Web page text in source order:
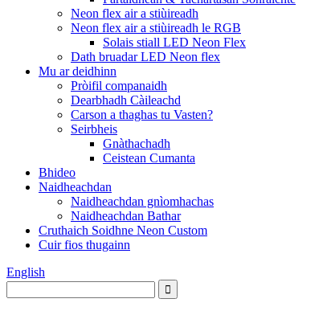
Neon flex air a stiùireadh
Neon flex air a stiùireadh le RGB
Solais stiall LED Neon Flex
Dath bruadar LED Neon flex
Mu ar deidhinn
Pròifil companaidh
Dearbhadh Càileachd
Carson a thaghas tu Vasten?
Seirbheis
Gnàthachadh
Ceistean Cumanta
Bhideo
Naidheachdan
Naidheachdan gnìomhachas
Naidheachdan Bathar
Cruthaich Soidhne Neon Custom
Cuir fios thugainn
English